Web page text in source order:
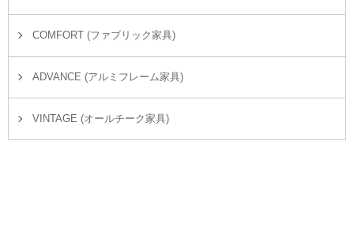
COMFORT (ファブリック家具)
ADVANCE (アルミフレーム家具)
VINTAGE (オールチーク家具)